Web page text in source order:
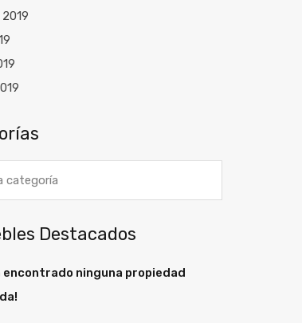
Destacados
encontrado ninguna propiedad